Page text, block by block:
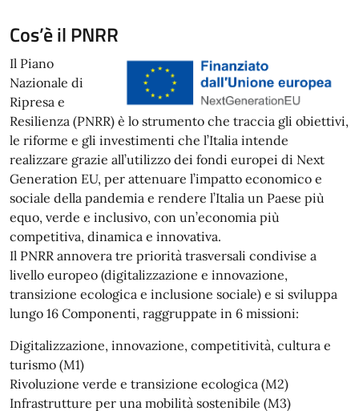
Cos’è il PNRR
Il Piano
Nazionale di
Ripresa e
Resilienza (PNRR) è lo strumento che traccia gli obiettivi,
le riforme e gli investimenti che l’Italia intende
realizzare grazie all’utilizzo dei fondi europei di Next
Generation EU, per attenuare l’impatto economico e
sociale della pandemia e rendere l’Italia un Paese più
equo, verde e inclusivo, con un’economia più
competitiva, dinamica e innovativa.
Il PNRR annovera tre priorità trasversali condivise a
livello europeo (digitalizzazione e innovazione,
transizione ecologica e inclusione sociale) e si sviluppa
lungo 16 Componenti, raggruppate in 6 missioni:
Digitalizzazione, innovazione, competitività, cultura e
turismo (M1)
Rivoluzione verde e transizione ecologica (M2)
Infrastrutture per una mobilità sostenibile (M3)